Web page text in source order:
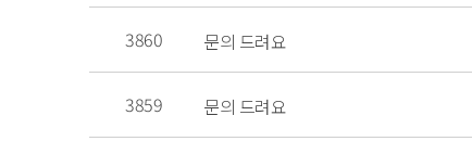
3860 문의 드려요
3859 문의 드려요